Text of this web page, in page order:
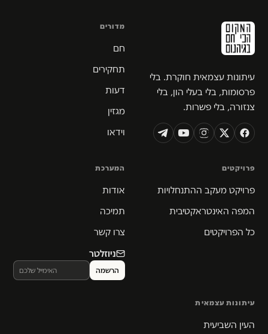
עיתונות עצמאית חוקרת. בלי
פרסומות, בלי בעלי הון, בלי
צנזורה, בלי פשרות.
מדורים
חם
תחקירים
דעות
מגזין
וידאו
פרויקטים
פרויקט מעקב ההתנחלויות
המפה האינטראקטיבית
כל הפרויקטים
המערכת
אודות
תמיכה
צרו קשר
ניוזלטר
עיתונות עצמאית
העין השביעית